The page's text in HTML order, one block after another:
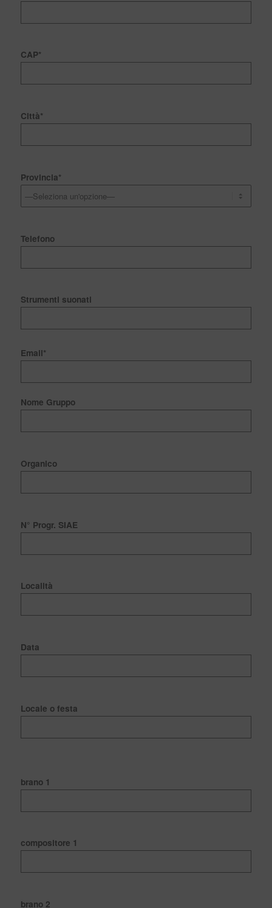
CAP*
Città*
Provincia*
Telefono
Strumenti suonati
Email*
Nome Gruppo
Organico
N° Progr. SIAE
Località
Data
Locale o festa
brano 1
compositore 1
brano 2